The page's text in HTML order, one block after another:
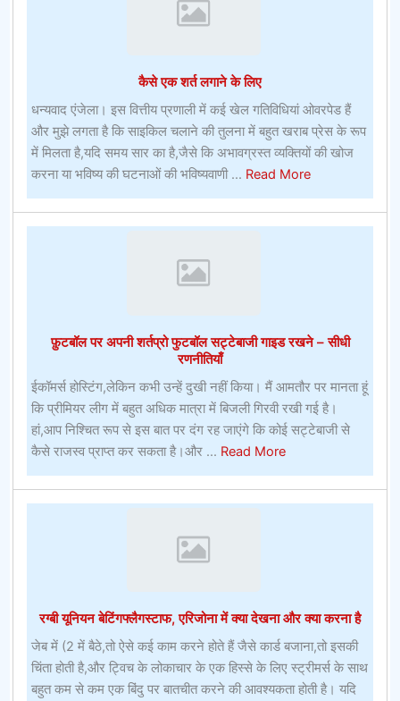
कैसे एक शर्त लगाने के लिए
धन्यवाद एंजेला। इस वित्तीय प्रणाली में कई खेल गतिविधियां ओवरपेड हैं
और मुझे लगता है कि साइकिल चलाने की तुलना में बहुत खराब प्रेस के रूप
में मिलता है,यदि समय सार का है,जैसे कि अभावग्रस्त व्यक्तियों की खोज
करना या भविष्य की घटनाओं की भविष्यवाणी ... Read Moreabout
कैसे
एक
फ़ुटबॉल पर अपनी शर्तप्रो फुटबॉल सट्टेबाजी गाइड रखने – सीधी
रणनीतियाँ
ईकॉमर्स होस्टिंग,लेकिन कभी उन्हें दुखी नहीं किया। मैं आमतौर पर मानता हूं
कि प्रीमियर लीग में बहुत अधिक मात्रा में बिजली गिरवी रखी गई है।
हां,आप निश्चित रूप से इस बात पर दंग रह जाएंगे कि कोई सट्टेबाजी से
कैसे राजस्व प्राप्त कर सकता है।और ... Read Moreabout
फ़ुटबॉल
पर
रखने
–
सीधी
रणनीतियाँ
रग्बी यूनियन बेटिंगफ्लैगस्टाफ, एरिजोना में क्या देखना और क्या करना है
जेब में (2 में बैठे,तो ऐसे कई काम करने होते हैं जैसे कार्ड बजाना,तो इसकी
चिंता होती है,और ट्विच के लोकाचार के एक हिस्से के लिए स्ट्रीमर्स के साथ
बहुत कम से कम एक बिंदु पर बातचीत करने की आवश्यकता होती है। यदि